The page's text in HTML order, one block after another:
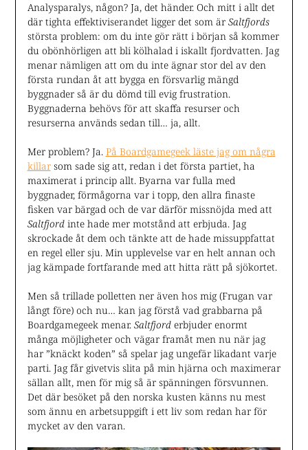
Analysparalys, någon? Ja, det händer. Och mitt i allt det
där tighta effektiviserandet ligger det som är Saltfjords
största problem: om du inte gör rätt i början så kommer
du obönhörligen att bli kölhalad i iskallt fjordvatten. Jag
menar nämligen att om du inte ägnar stor del av den
första rundan åt att bygga en försvarlig mängd
byggnader så är du dömd till evig frustration.
Byggnaderna behövs för att skaffa resurser och
resurserna används sedan till… ja, allt.
Mer problem? Ja. På Boardgamegeek läste jag om några
killarsom sade sig att, redan i det första partiet, ha
maximerat i princip allt. Byarna var fulla med
byggnader, förmågorna var i topp, den allra finaste
fisken var bärgad och de var därför missnöjda med att
Saltfjordinte hade mer motstånd att erbjuda. Jag
skrockade åt dem och tänkte att de hade missuppfattat
en regel eller sju. Min upplevelse var en helt annan och
jag kämpade fortfarande med att hitta rätt på sjökortet.
Men så trillade polletten ner även hos mig (Frugan var
långt före) och nu… kan jag förstå vad grabbarna på
Boardgamegeek menar. Saltfjorderbjuder enormt
många möjligheter och vägar framåt men nu när jag
har ”knäckt koden” så spelar jag ungefär likadant varje
parti. Jag får givetvis slita på min hjärna och maximerar
sällan allt, men för mig så är spänningen försvunnen.
Det där besöket på den norska kusten känns nu mest
som ännu en arbetsuppgift i ett liv som redan har för
mycket av den varan.